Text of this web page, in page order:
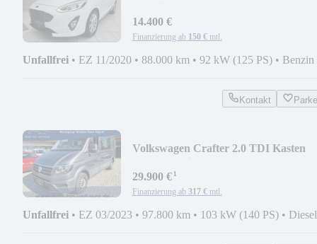
14.400 €
Finanzierung ab 150 € mtl.
Unfallfrei • EZ 11/2020 • 88.000 km • 92 kW (125 PS) • Benzin
Kontakt
Volkswagen Crafter 2.0 TDI Kasten
29.900 €¹
Finanzierung ab 317 € mtl.
Unfallfrei • EZ 03/2023 • 97.800 km • 103 kW (140 PS) • Diesel